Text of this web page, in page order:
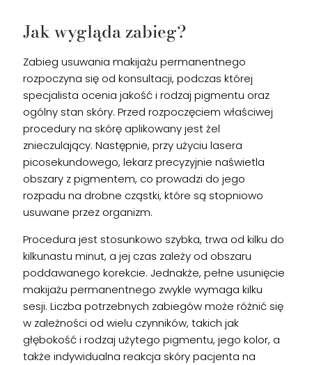
Jak wygląda zabieg?
Zabieg usuwania makijażu permanentnego
rozpoczyna się od konsultacji, podczas której
specjalista ocenia jakość i rodzaj pigmentu oraz
ogólny stan skóry. Przed rozpoczęciem właściwej
procedury na skórę aplikowany jest żel
znieczulający. Następnie, przy użyciu lasera
picosekundowego, lekarz precyzyjnie naświetla
obszary z pigmentem, co prowadzi do jego
rozpadu na drobne cząstki, które są stopniowo
usuwane przez organizm.
Procedura jest stosunkowo szybka, trwa od kilku do
kilkunastu minut, a jej czas zależy od obszaru
poddawanego korekcie. Jednakże, pełne usunięcie
makijażu permanentnego zwykle wymaga kilku
sesji. Liczba potrzebnych zabiegów może różnić się
w zależności od wielu czynników, takich jak
głębokość i rodzaj użytego pigmentu, jego kolor, a
także indywidualna reakcja skóry pacjenta na